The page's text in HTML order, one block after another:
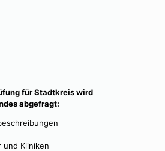
für Stadtkreis wird
abgefragt:
und Kliniken